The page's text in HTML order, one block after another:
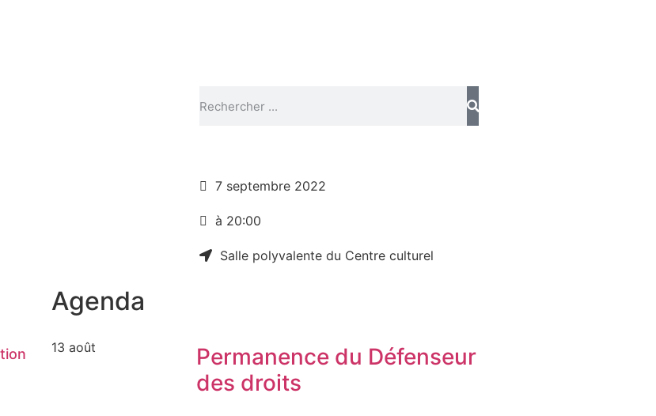
7 septembre 2022
à 20:00
Salle polyvalente du Centre culturel
Agenda
13 août
Permanence du Défenseur
des droits